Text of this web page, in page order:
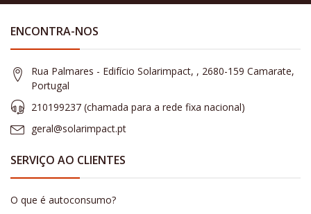
ENCONTRA-NOS
Rua Palmares - Edifício Solarimpact, , 2680-159 Camarate,
Portugal
210199237 (​chamada para a rede fixa nacional)
geral@solarimpact.pt
SERVIÇO AO CLIENTES
O que é autoconsumo?